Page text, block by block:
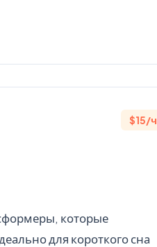
$15/ч
которые
для короткого сна